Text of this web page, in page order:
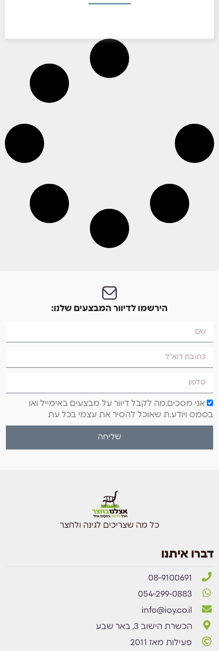
הירשמו לדיוור המבצעים שלנו:
אני מסכים.מה לקבל דיוור על מבצעים באימייל ואו
בסמס ויודע.ת שאוכל להסיר את עצמי בכל עת
שליחה
כל מה שצריכים לגינה ולחצר
דברו איתנו
08-9100691
054-299-0883
info@ioy.co.il
הכשרת הישוב 3, באר שבע
פעילות מאז 2011